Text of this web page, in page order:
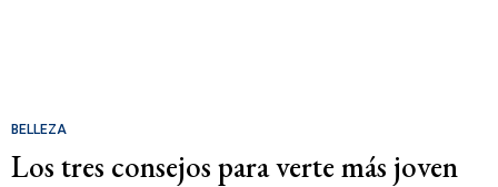
BELLEZA
Los tres consejos para verte más joven